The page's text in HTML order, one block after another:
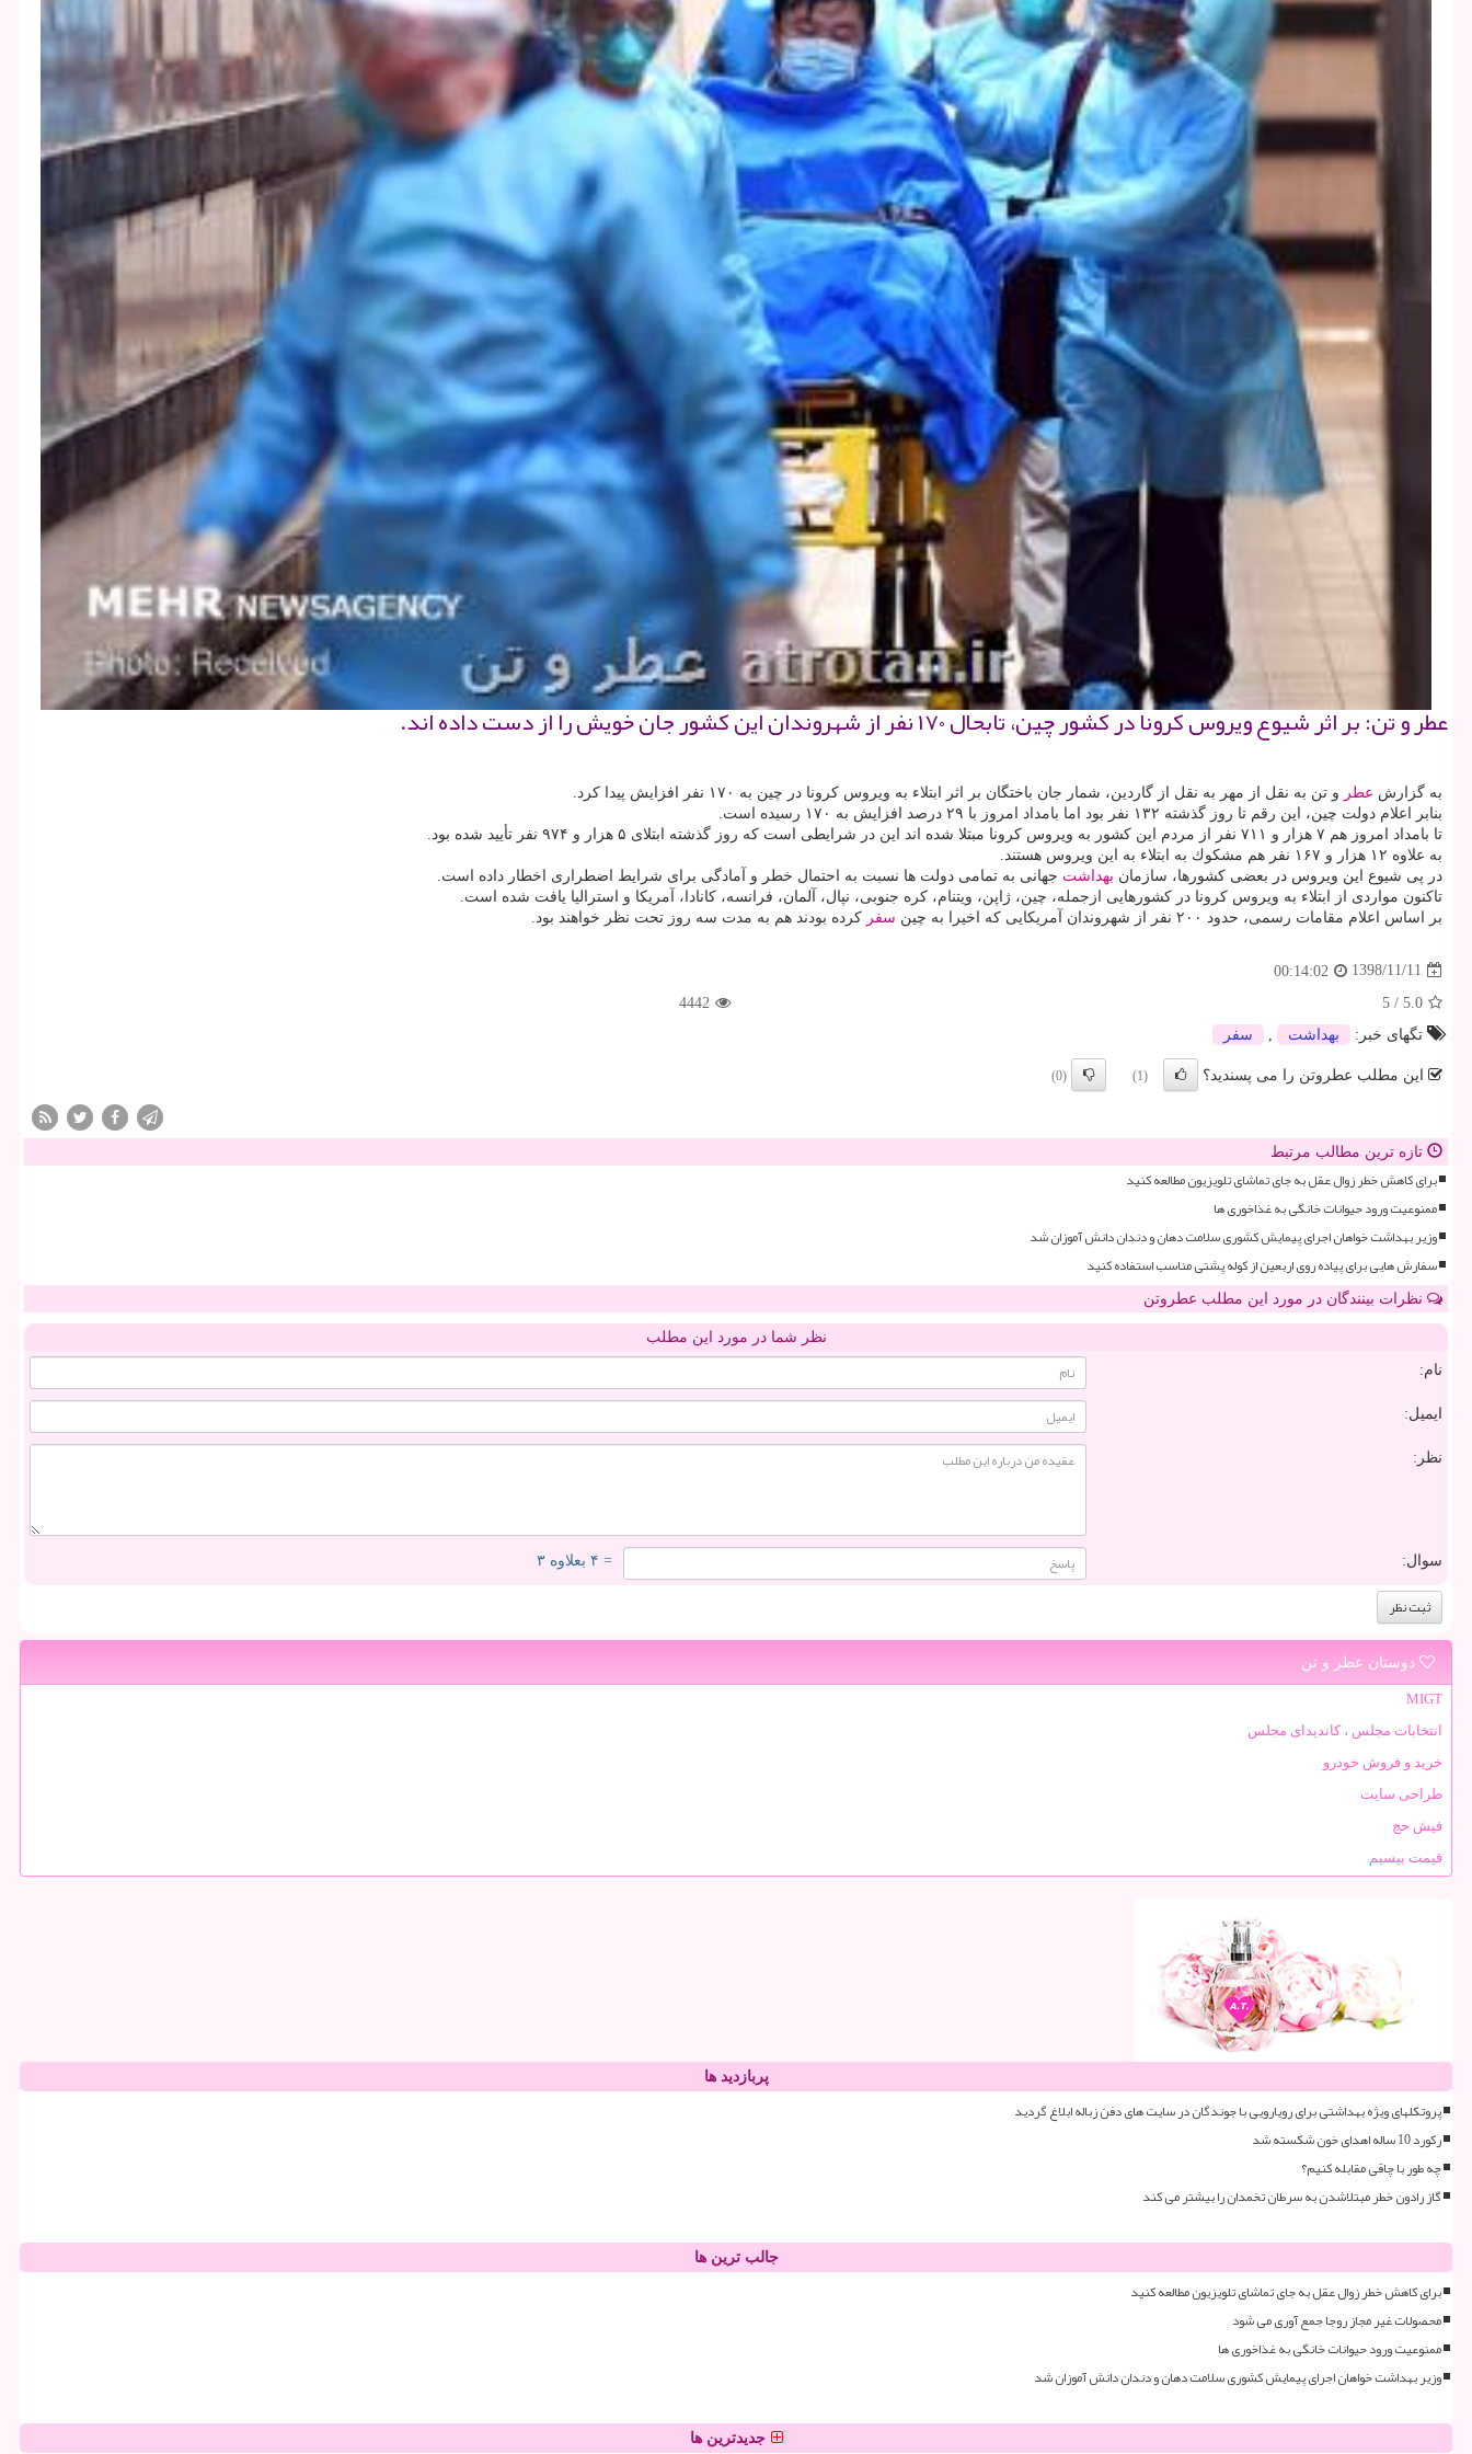
عطر و تن: بر اثر شیوع ویروس كرونا در كشور چین، تابحال ۱۷۰ نفر از شهروندان این كشور جان خویش را از دست داده اند.
به گزارش عطر و تن به نقل از مهر به نقل از گاردین، شمار جان باختگان بر اثر ابتلاء به ویروس كرونا در چین به ۱۷۰ نفر افزایش پیدا كرد.
بنابر اعلام دولت چین، این رقم تا روز گذشته ۱۳۲ نفر بود اما بامداد امروز با ۲۹ درصد افزایش به ۱۷۰ رسیده است.
تا بامداد امروز هم ۷ هزار و ۷۱۱ نفر از مردم این كشور به ویروس كرونا مبتلا شده اند این در شرایطی است كه روز گذشته ابتلای ۵ هزار و ۹۷۴ نفر تأیید شده بود.
به علاوه ۱۲ هزار و ۱۶۷ نفر هم مشكوك به ابتلاء به این ویروس هستند.
در پی شیوع این ویروس در بعضی كشورها، سازمان بهداشت جهانی به تمامی دولت ها نسبت به احتمال خطر و آمادگی برای شرایط اضطراری اخطار داده است.
تاكنون مواردی از ابتلاء به ویروس كرونا در كشورهایی ازجمله، چین، ژاپن، ویتنام، كره جنوبی، نپال، آلمان، فرانسه، كانادا، آمریكا و استرالیا یافت شده است.
بر اساس اعلام مقامات رسمی، حدود ۲۰۰ نفر از شهروندان آمریكایی كه اخیرا به چین
سفر كرده بودند هم به مدت سه روز تحت نظر خواهند بود.
1398/11/11
00:14:02
5.0
/
5
4442
تگهای خبر:
بهداشت , سفر
این مطلب عطروتن را می پسندید؟ (1)
(0)
تازه ترین مطالب مرتبط
برای کاهش خطر زوال عقل به جای تماشای تلویزیون مطالعه کنید
ممنوعیت ورود حیوانات خانگی به غذاخوری ها
وزیر بهداشت خواهان اجرای پیمایش کشوری سلامت دهان و دندان دانش آموزان شد
سفارش هایی برای پیاده روی اربعین از کوله پشتی مناسب استفاده کنید
نظرات بینندگان در مورد این مطلب عطروتن
نظر شما در مورد این مطلب
نام:
ایمیل:
نظر:
سوال: = ۴ بعلاوه ۳
دوستان عطر و تن
MIGT
انتخابات مجلس ، کاندیدای مجلس
خرید و فروش خودرو
طراحی سایت
فیش حج
قیمت بیسیم
پربازدید ها
پروتکلهای ویژه بهداشتی برای رویارویی با جوندگان در سایت های دفن زباله ابلاغ گردید
رکورد 10 ساله اهدای خون شکسته شد
چه طور با چاقی مقابله کنیم؟
گاز رادون خطر مبتلاشدن به سرطان تخمدان را بیشتر می کند
جالب ترین ها
برای کاهش خطر زوال عقل به جای تماشای تلویزیون مطالعه کنید
محصولات غیر مجاز روجا جمع آوری می شود
ممنوعیت ورود حیوانات خانگی به غذاخوری ها
وزیر بهداشت خواهان اجرای پیمایش کشوری سلامت دهان و دندان دانش آموزان شد
جدیدترین ها